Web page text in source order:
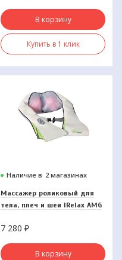
В корзину
Купить в 1 клик
Наличие в 2 магазинах
Массажер роликовый для
тела, плеч и шеи IRelax AMG
7 280₽
В корзину